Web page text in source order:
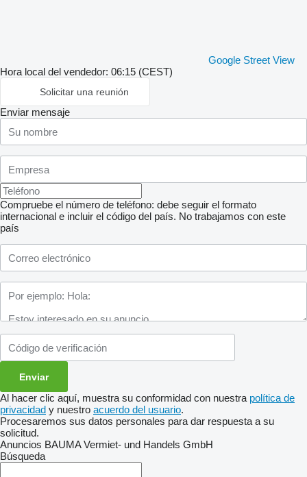
Google Street View
Hora local del vendedor: 06:15 (CEST)
Solicitar una reunión
Enviar mensaje
Compruebe el número de teléfono: debe seguir el formato
internacional e incluir el código del país. No trabajamos con este
país
Al hacer clic aquí, muestra su conformidad con nuestra política de
privacidad y nuestro acuerdo del usuario.
Procesaremos sus datos personales para dar respuesta a su
solicitud.
Anuncios BAUMA Vermiet- und Handels GmbH
Búsqueda